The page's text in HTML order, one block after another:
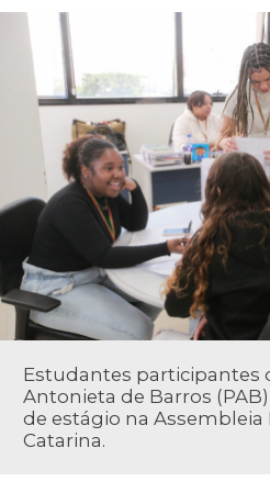
Estudantes participantes
Antonieta de Barros
de estágio na Assembleia
Catarina.